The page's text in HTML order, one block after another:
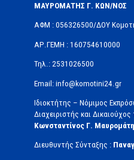
ΜΑΥΡΟΜΑΤΗΣ Γ. ΚΩΝ/ΝΟΣ
ΑΦΜ : 056326500/ΔOΥ
ΑΡ.ΓΕΜΗ : 160754610000
Τηλ.: 2531026500
Email: info@komotini24.gr
Ιδιοκτήτης – Νόμιμος
Διαχειριστής και
Κωνσταντίνος Γ.
Διευθυντής Σύνταξης :